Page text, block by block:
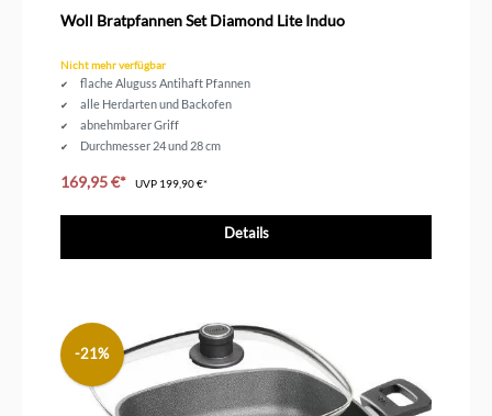
Woll Bratpfannen Set Diamond Lite Induo
Nicht mehr verfügbar
flache Aluguss Antihaft Pfannen
alle Herdarten und Backofen
abnehmbarer Griff
Durchmesser 24 und 28 cm
169,95 €* UVP 199,90 €*
Details
-21%